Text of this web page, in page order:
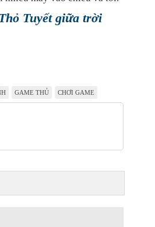
Tuyết giữa trời
GAME THỦ CHƠI GAME